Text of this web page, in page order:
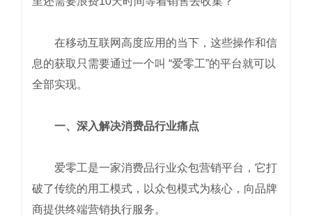
在移动互联网高度应用的当下，这些操作和信
息的获取只需要通过一个叫 “爱零工”的平台就可以
全部实现。
一、深入解决消费品行业痛点
爱零工是一家消费品行业众包营销平台，它打
破了传统的用工模式，以众包模式为核心，向品牌
商提供终端营销执行服务。